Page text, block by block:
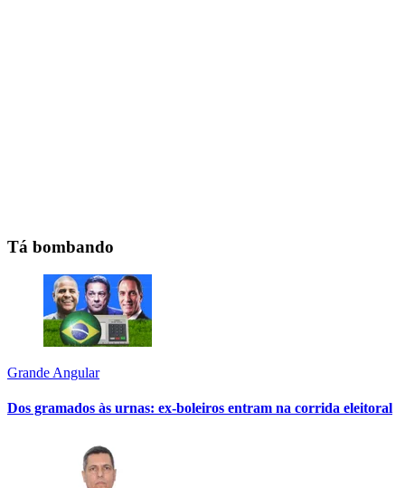
Tá bombando
Grande Angular
Dos gramados às urnas: ex-boleiros entram na corrida eleitoral